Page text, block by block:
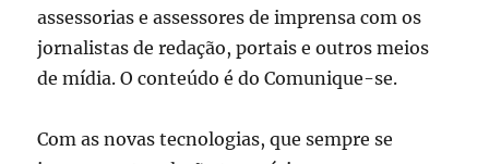
assessorias e assessores de imprensa com os
jornalistas de redação, portais e outros meios
de mídia. O conteúdo é do Comunique-se.
Com as novas tecnologias, que sempre se